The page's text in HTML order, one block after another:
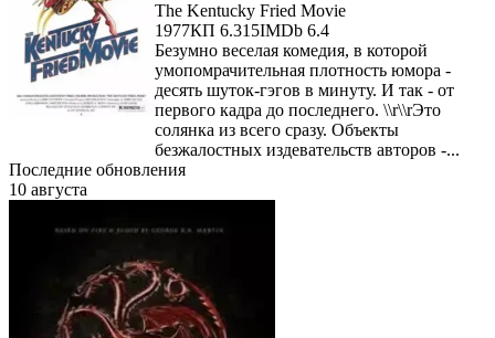
The Kentucky Fried Movie
1977КП 6.315IMDb 6.4
Безумно веселая комедия, в которой
умопомрачительная плотность юмора -
десять шуток-гэгов в минуту. И так - от
первого кадра до последнего. \\r\\rЭто
солянка из всего сразу. Объекты
безжалостных издевательств авторов -...
Последние обновления
10 августа